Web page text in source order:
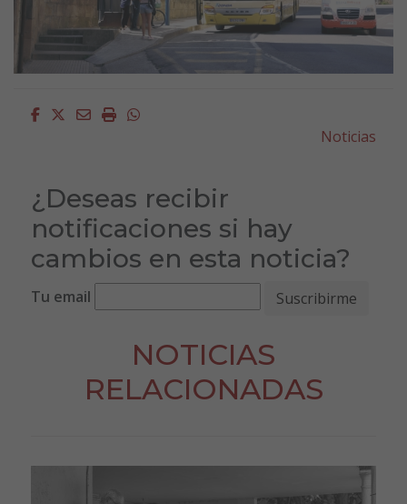
Facebook
Twitter
EmailImprimirWhatsapp
Noticias
¿Deseas recibir
notificaciones si hay
cambios en esta noticia?
Tu email
NOTICIAS
RELACIONADAS